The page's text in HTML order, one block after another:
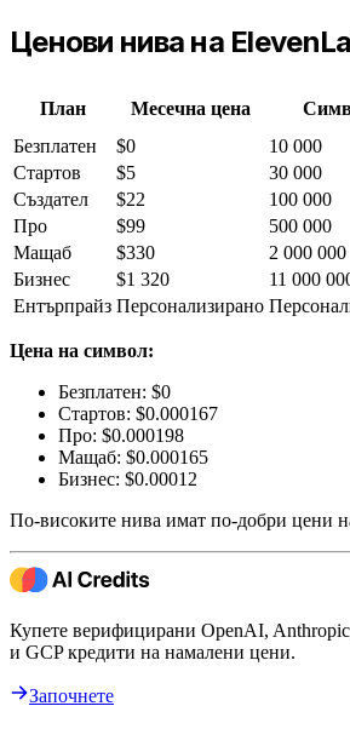
Ценови нива на
План Месечна цена
Безплатен
$0 10 000
Стартов
$5 30 000
Създател
$22 100 000
Про
$99 500 000
Мащаб
$330 2 000 000
Бизнес
$1 320 11 000
Ентърпрайз Персонализирано
Цена на символ:
Безплатен: $0
Стартов: $0.000167
Про: $0.000198
Мащаб: $0.000165
Бизнес: $0.00012
По-високите нива имат по-добри цени
Купете верифицирани OpenAI,
и GCP кредити на намалени цени.
Започнете